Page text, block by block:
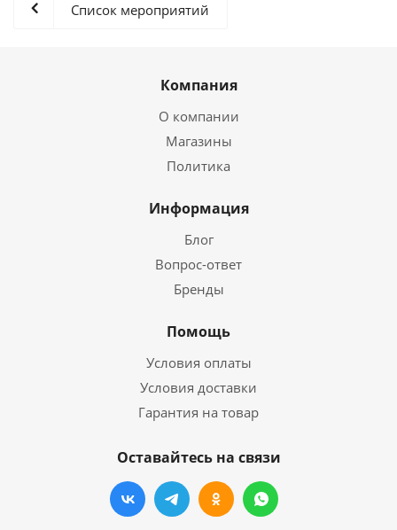
Список мероприятий
Компания
О компании
Магазины
Политика
Информация
Блог
Вопрос-ответ
Бренды
Помощь
Условия оплаты
Условия доставки
Гарантия на товар
Оставайтесь на связи